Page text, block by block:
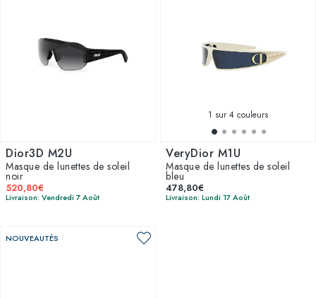
Dior3D M2U
Masque de lunettes de soleil
noir
520,80€
Livraison: Vendredi 7 Août
1 sur 4 couleurs
VeryDior M1U
Masque de lunettes de soleil
bleu
478,80€
Livraison: Lundi 17 Août
NOUVEAUTÉS